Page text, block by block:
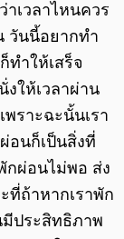
าเวลาไหนควร
วันนี้อยากทำ
ทำให้เสร็จ
ให้เวลาผ่าน
ราะฉะนั้นเรา
อนก็เป็นสิ่งที่
กผ่อนไม่พอ ส่ง
ที่ถ้าหากเราพัก
มีประสิทธิภาพ